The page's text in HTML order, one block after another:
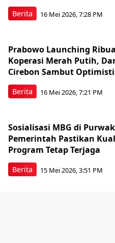
Berita 16 Mei 2026, 7:28 PM
Berita
Prabowo Launching
Koperasi Merah Putih,
Cirebon Sambut
16 Mei 2026, 7:21 PM
Berita
Sosialisasi MBG di
Pemerintah Pastikan
Program Tetap Terjaga
15 Mei 2026, 3:51 PM